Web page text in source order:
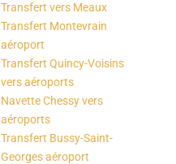
Transfert vers Meaux
Transfert Montevrain
aéroport
Transfert Quincy-Voisins
vers aéroports
Navette Chessy vers
aéroports
Transfert Bussy-Saint-
Georges aéroport